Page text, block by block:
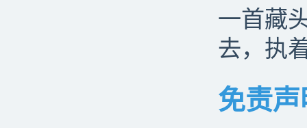
一首藏
去，执
免责